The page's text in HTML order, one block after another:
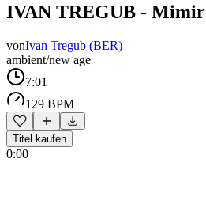
IVAN TREGUB - Mimir
vonIvan Tregub (BER)
ambient/new age
7:01
129 BPM
Titel kaufen
0:00